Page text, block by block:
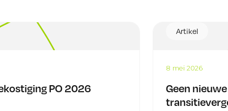
PO 2026
Artikel
8 mei 2026
Geen